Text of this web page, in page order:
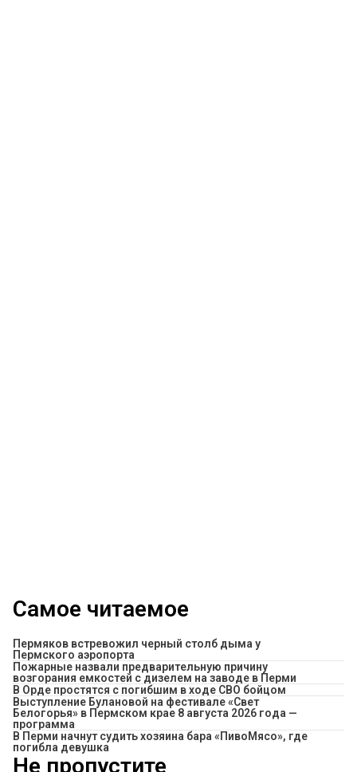
Самое читаемое
Пермяков встревожил черный столб дыма у
Пермского аэропорта
Пожарные назвали предварительную причину
возгорания емкостей с дизелем на заводе в Перми
В Орде простятся с погибшим в ходе СВО бойцом
Выступление Булановой на фестивале «Свет
Белогорья» в Пермском крае 8 августа 2026 года —
программа
​В Перми начнут судить хозяина бара «ПивоМясо», где
погибла девушка
Не пропустите